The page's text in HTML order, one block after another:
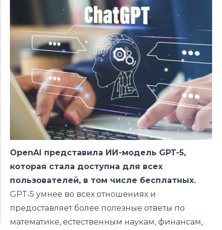
OpenAI представила ИИ-модель GPT-5,
которая стала доступна для всех
пользователей, в том числе бесплатных.
GPT‑5 умнее во всех отношениях и
предоставляет более полезные ответы по
математике, естественным наукам, финансам,